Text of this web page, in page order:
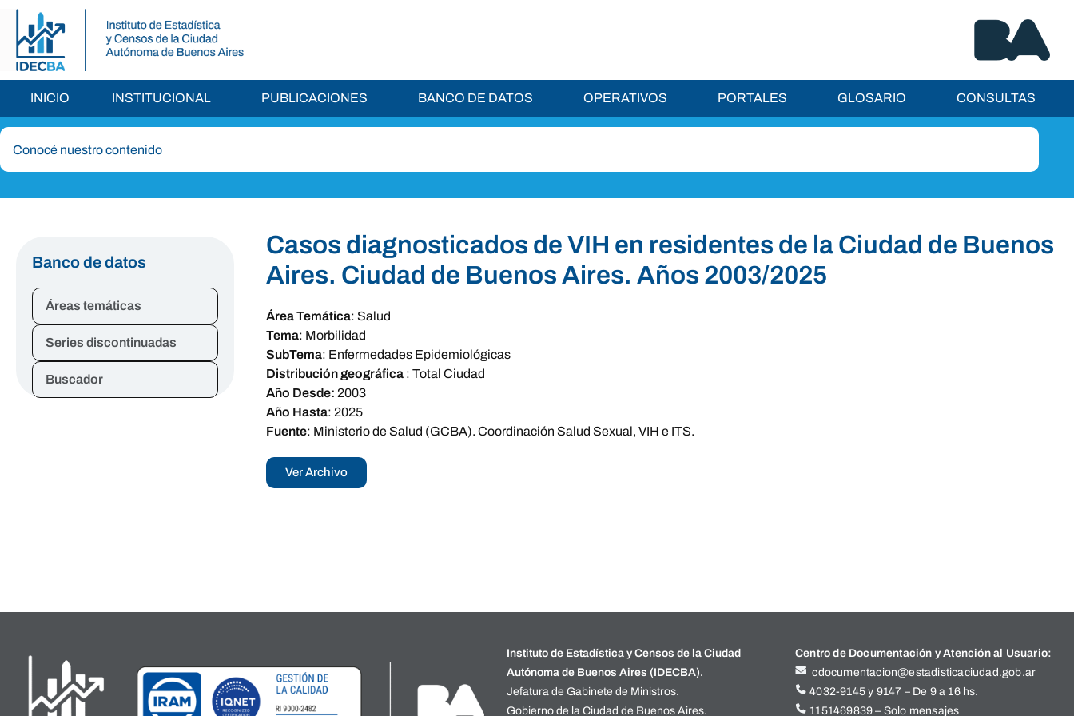
INICIO INSTITUCIONAL PUBLICACIONES BANCO DE DATOS OPERATIVOS PORTALES GLOSARIO CONSULTAS
Banco de datos
Áreas temáticas
Series discontinuadas
Buscador
Casos diagnosticados de VIH en residentes de la Ciudad de Buenos
Aires. Ciudad de Buenos Aires. Años 2003/2025
Área Temática: Salud
Tema: Morbilidad
SubTema: Enfermedades Epidemiológicas
Distribución geográfica : Total Ciudad
Año Desde: 2003
Año Hasta: 2025
Fuente: Ministerio de Salud (GCBA). Coordinación Salud Sexual, VIH e ITS.
Ver Archivo
Instituto de Estadística y Censos de la Ciudad
Autónoma de Buenos Aires (IDECBA).
Jefatura de Gabinete de Ministros.
Gobierno de la Ciudad de Buenos Aires.
Centro de Documentación y Atención al Usuario:
cdocumentacion@estadisticaciudad.gob.ar
4032-9145 y 9147 – De 9 a 16 hs.
1151469839 – Solo mensajes